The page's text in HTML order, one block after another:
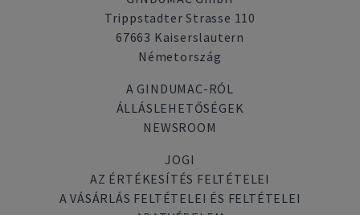
Trippstadter Strasse 110
67663 Kaiserslautern
Németország
A GINDUMAC-RÓL
ÁLLÁSLEHETŐSÉGEK
NEWSROOM
JOGI
AZ ÉRTÉKESÍTÉS FELTÉTELEI
A VÁSÁRLÁS FELTÉTELEI ÉS FELTÉTELEI